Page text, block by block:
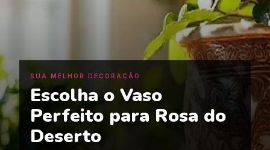
SUA MELHOR DECORAÇÃO
Escolha o Vaso
Perfeito para Rosa do
Deserto